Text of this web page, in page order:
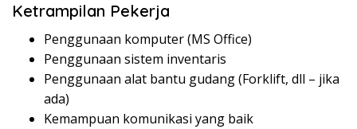
Ketrampilan Pekerja
Penggunaan komputer (MS Office)
Penggunaan sistem inventaris
Penggunaan alat bantu gudang (Forklift, dll – jika
ada)
Kemampuan komunikasi yang baik